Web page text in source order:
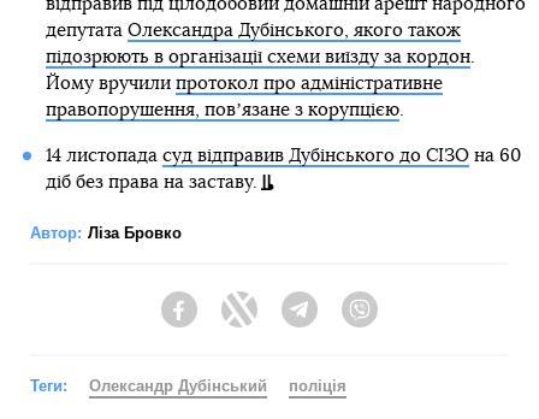
відправив під цілодобовий домашній арешт народного
депутата Олександра Дубінського, якого також
підозрюють в організації схеми виїзду за кордон.
Йому вручили протокол про адміністративне
правопорушення, повʼязане з корупцією.
14 листопада суд відправив Дубінського до СІЗОна 60
діб без права на заставу.
Автор: Ліза Бровко
FacebookTwitter Telegram
Теги: Олександр Дубінський поліція